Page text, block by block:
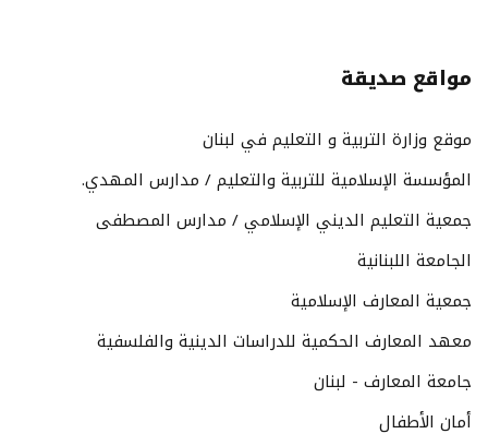
مواقع صديقة
موقع وزارة التربية و التعليم في لبنان
المؤسسة الإسلامية للتربية والتعليم / مدارس المهدي.
جمعية التعليم الديني الإسلامي / مدارس المصطفى
الجامعة اللبنانية
جمعية المعارف الإسلامية
معهد المعارف الحكمية للدراسات الدينية والفلسفية
جامعة المعارف - لبنان
أمان الأطفال